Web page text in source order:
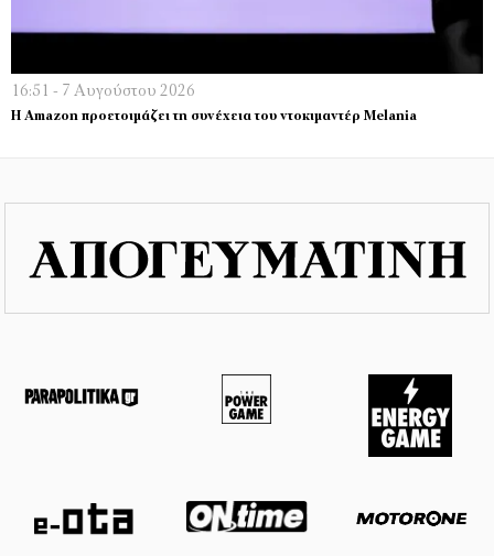
16:51 - 7 Αυγούστου 2026
Η Amazon προετοιμάζει τη συνέχεια του ντοκιμαντέρ Melania